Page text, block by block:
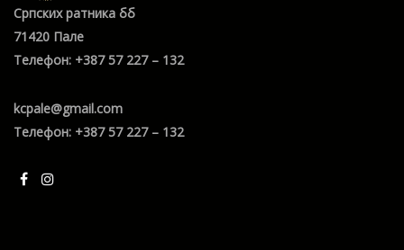
Српских ратника бб
71420 Пале
Телефон: +387 57 227 – 132
kcpale@gmail.com
Телефон: +387 57 227 – 132